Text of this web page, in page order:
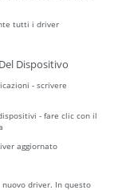
tutti i driver
Dispositivo
- scrivere
- fare clic con il
aggiornato
driver. In questo